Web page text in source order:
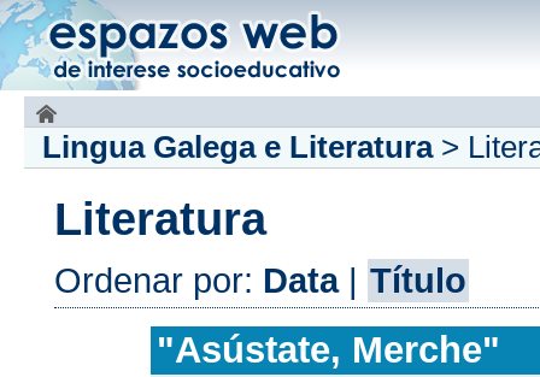
Lingua Galega e Literatura>
Literatura
Ordenar por: Data| Título
"Asústate, Merche"